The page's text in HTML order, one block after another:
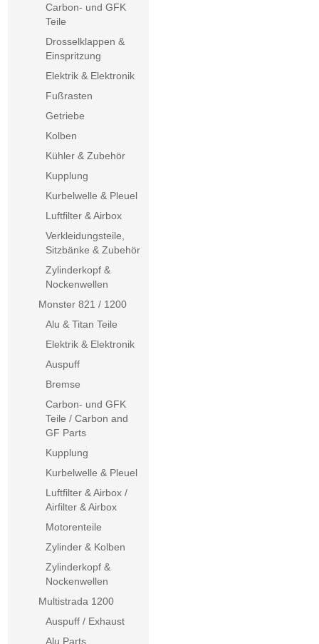
Carbon- und GFK
Teile
Drosselklappen &
Einspritzung
Elektrik & Elektronik
Fußrasten
Getriebe
Kolben
Kühler & Zubehör
Kupplung
Kurbelwelle & Pleuel
Luftfilter & Airbox
Verkleidungsteile,
Sitzbänke & Zubehör
Zylinderkopf &
Nockenwellen
Monster 821 / 1200
Alu & Titan Teile
Elektrik & Elektronik
Auspuff
Bremse
Carbon- und GFK
Teile / Carbon and
GF Parts
Kupplung
Kurbelwelle & Pleuel
Luftfilter & Airbox /
Airfilter & Airbox
Motorenteile
Zylinder & Kolben
Zylinderkopf &
Nockenwellen
Multistrada 1200
Auspuff / Exhaust
Alu Parts